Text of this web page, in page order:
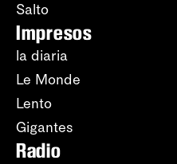
Salto
Impresos
la diaria
Le Monde
Lento
Gigantes
Radio